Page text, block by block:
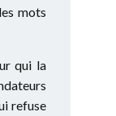
mots
qui la
refuse